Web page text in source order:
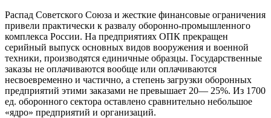
Распад Советского Союза и жесткие финансовые ограничения
привели практически к развалу оборонно-промышленного
комплекса России. На предприятиях ОПК прекращен
серийный выпуск основных видов вооружения и военной
техники, производятся единичные образцы. Государственные
заказы не оплачиваются вообще или оплачиваются
несвоевременно и частично, а степень загрузки оборонных
предприятий этими заказами не превышает 20— 25%. Из 1700
ед. оборонного сектора оставлено сравнительно небольшое
«ядро» предприятий и организаций.